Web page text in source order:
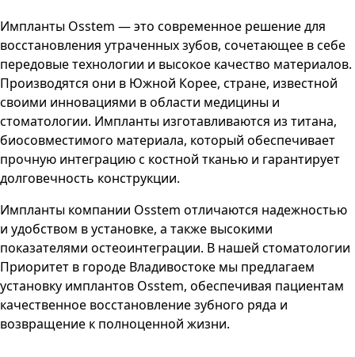
Импланты Osstem — это современное решение для
восстановления утраченных зубов, сочетающее в себе
передовые технологии и высокое качество материалов.
Производятся они в Южной Корее, стране, известной
своими инновациями в области медицины и
стоматологии. Импланты изготавливаются из титана,
биосовместимого материала, который обеспечивает
прочную интеграцию с костной тканью и гарантирует
долговечность конструкции.
Импланты компании Osstem отличаются надежностью
и удобством в установке, а также высокими
показателями остеоинтеграции. В нашей стоматологии
Приоритет в городе Владивостоке мы предлагаем
установку имплантов Osstem, обеспечивая пациентам
качественное восстановление зубного ряда и
возвращение к полноценной жизни.